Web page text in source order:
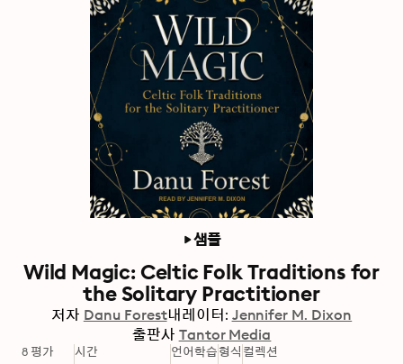
샘플
Wild Magic: Celtic Folk Traditions for
the Solitary Practitioner
저자 Danu Forest내레이터: Jennifer M. Dixon
출판사 Tantor Media
8 평가 시간 언어학습형식 컬렉션